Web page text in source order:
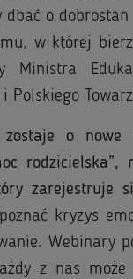
o dobrostan
w której
Ministra
Polskiego
o
zarejestruje
kryzys
Webinary
z nas może